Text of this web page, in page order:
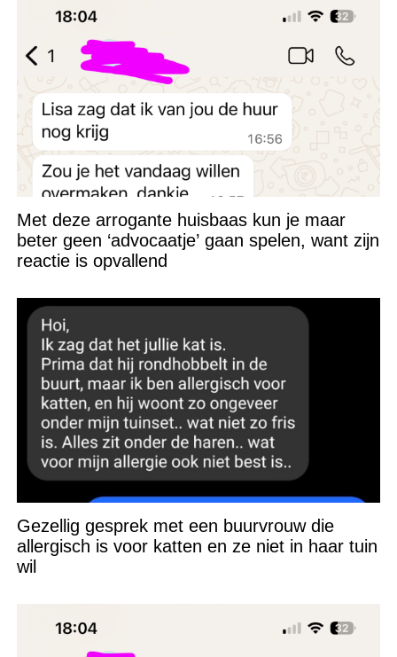
Met deze arrogante huisbaas kun je maar
beter geen ‘advocaatje’ gaan spelen, want zijn
reactie is opvallend
Gezellig gesprek met een buurvrouw die
allergisch is voor katten en ze niet in haar tuin
wil